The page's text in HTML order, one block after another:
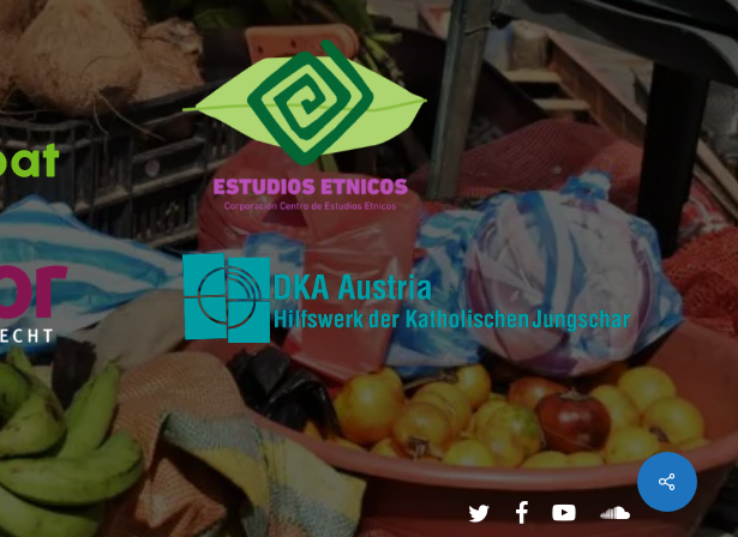
Share
twitterfacebookyoutubesoundcloud